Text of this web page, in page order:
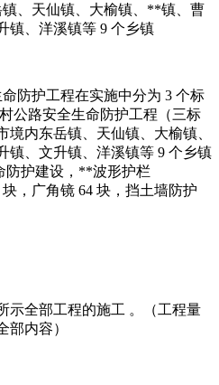
、天仙镇、大榆镇、**镇、曹
镇、洋溪镇等 9 个乡镇
防护工程在实施中分为 3 个标
公路安全生命防护工程（三标
内东岳镇、天仙镇、大榆镇、
镇、文升镇、洋溪镇等 9 个乡镇
防护建设，**波形护栏
，广角镜 64 块，挡土墙防护
示全部工程的施工 。（工程量
部内容）